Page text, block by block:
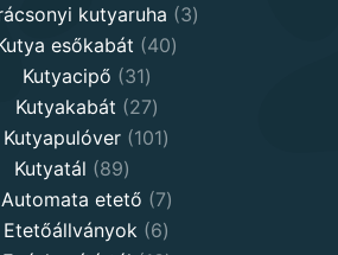
products
kutyaruha 33
esőkabát 4040
Kutyacipő 3131
products
Kutyakabát 2727
products
Kutyapulóver 101101
Kutyatál 8989
products
Automata etető 77
products
Etetőállványok 66